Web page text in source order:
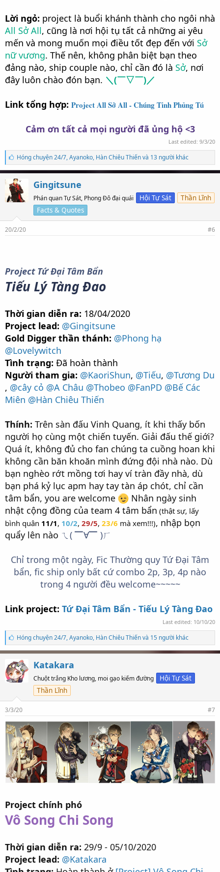
Lời ngỏ: project là buổi khánh thành cho ngôi nhà
All Sở All, cũng là nơi hội tụ tất cả những ai yêu
mến và mong muốn mọi điều tốt đẹp đến với Sở
nữ vương. Thế nên, không phân biệt bạn theo
đảng nào, ship couple nào, chỉ cần đó là Sở, nơi
đây luôn chào đón bạn. ＼(￣▽￣)／
Link tổng hợp: Project All Sở All - Chúng Tinh Phủng Tú
Cảm ơn tất cả mọi người đã ủng hộ <3
Last edited: 9/3/20
S
ố
l
ư
ợ
t
t
í
c
Hóng chuyện 24/7,Ayanoko, Hàn Chiêu Thiến và 13 người khác
Gingitsune
Phán quan Tự Sát, Phong Đô đại quái Hội Tự Sát
Thần Lĩnh
Facts & Quotes
20/2/20 #6
Project Tứ Đại Tâm Bẩn
Tiếu Lý Tàng Đao
Thời gian diễn ra: 18/04/2020
Project lead: @Gingitsune
Gold Digger thần thánh: @Phong hạ
@Lovelywitch
Tình trạng: Đã hoàn thành
Người tham gia: @KaoriShun, @Tiếu, @Tương Du
, @cây cỏ @A Châu @Thobeo @FanPD @Bế Các
Miên @Hàn Chiêu Thiến
Thính: Trên sàn đấu Vinh Quang, ít khi thấy bốn
người họ cùng một chiến tuyến. Giải đấu thế giới?
Quá ít, không đủ cho fan chúng ta cuồng hoan khi
không cần băn khoăn mình đứng đội nhà nào. Dù
bạn nghèo rớt mồng tơi hay ví tràn đầy nhà, dù
bạn phá kỷ lục apm hay tay tàn áp chót, chỉ cần
tâm bẩn, you are welcome
Nhân ngày sinh
nhật cộng đồng của team 4 tâm bẩn (thật sự, lấy
bình quân 11/1, 10/2, 29/5, 23/6 mà xem!!!), nhập bọn
quẩy lên nào ㄟ( ▔∀▔ )ㄏ
Chỉ trong một ngày, Fic Thường quy Tứ Đại Tâm
bẩn, fic ship only bất cứ combo 2p, 3p, 4p nào
trong 4 người đều welcome~~~~~
Link project: Tứ Đại Tâm Bẩn - Tiếu Lý Tàng Đao
Last edited: 10/10/20
S
ố
l
ư
ợ
t
t
í
c
:
Hóng chuyện 24/7,Ayanoko, Hàn Chiêu Thiến và 15 người khác
Katakara
Chuột trắng Kho lương, moi gạo kiếm đường
Hội Tự Sát
Thần Lĩnh
3/3/20 #7
Project chính phó
Vô Song Chi Song
Thời gian diễn ra: 29/9 - 05/10/2020
Project lead: @Katakara